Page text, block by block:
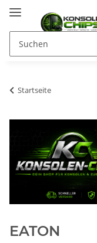
Startseite
EATON